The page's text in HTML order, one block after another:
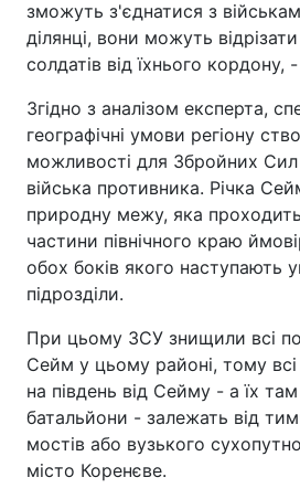
зможуть з'єднатися з
ділянці, вони можуть
солдатів від їхнього кордону,
Згідно з аналізом експерта,
географічні умови регіону
можливості для Збройних Сил
війська противника. Річка
природну межу, яка
частини північного краю
обох боків якого наступають
підрозділи.
При цьому ЗСУ знищили всі
Сейм у цьому районі, тому всі
на південь від Сейму - а їх
батальйони - залежать від
мостів або вузького
місто Коренєве.